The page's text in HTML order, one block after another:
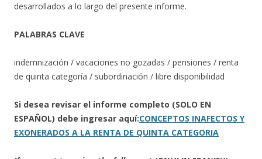
desarrollados a lo largo del presente informe.
PALABRAS CLAVE
indemnización / vacaciones no gozadas / pensiones / renta
de quinta categoría / subordinación / libre disponibilidad
Si desea revisar el informe completo (SOLO EN
ESPAÑOL) debe ingresar aquí:CONCEPTOS INAFECTOS Y
EXONERADOS A LA RENTA DE QUINTA CATEGORIA